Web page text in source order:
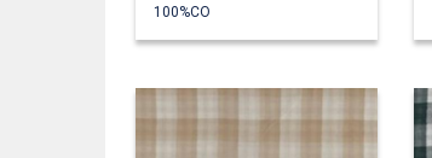
100%CO